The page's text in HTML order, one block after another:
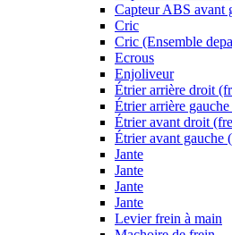
Capteur ABS avant
Cric
Cric (Ensemble
Ecrous
Enjoliveur
Étrier arrière droit
Étrier arrière
Étrier avant droit
Étrier avant gauche
Jante
Jante
Jante
Jante
Levier frein à main